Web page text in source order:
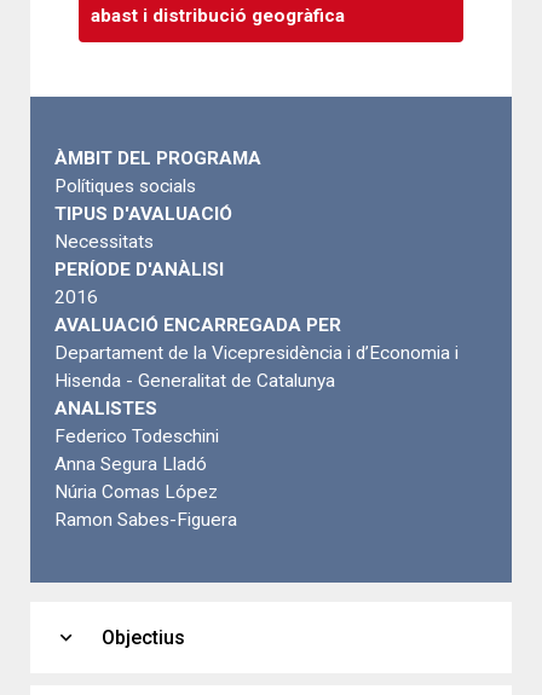
abast i distribució geogràfica
ÀMBIT DEL PROGRAMA
Polítiques socials
TIPUS D'AVALUACIÓ
Necessitats
PERÍODE D'ANÀLISI
2016
AVALUACIÓ ENCARREGADA PER
Departament de la Vicepresidència i d’Economia i
Hisenda - Generalitat de Catalunya
ANALISTES
Federico Todeschini
Anna Segura Lladó
Núria Comas López
Ramon Sabes-Figuera
expand_more Objectius